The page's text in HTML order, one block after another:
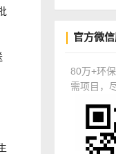
官方微
80万+环
需项目，